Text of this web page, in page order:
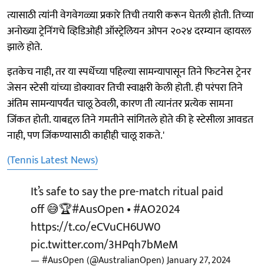
त्यासाठी त्यांनी वेगवेगळ्या प्रकारे तिची तयारी करून घेतली होती. तिच्या
अनोख्या ट्रेनिंगचे व्हिडिओही ऑस्ट्रेलियन ओपन २०२४ दरम्यान व्हायरल
झाले होते.
इतकेच नाही, तर या स्पर्धेच्या पहिल्या सामन्यापासून तिने फिटनेस ट्रेनर
जेसन स्टेसी यांच्या डोक्यावर तिची स्वाक्षरी केली होती. ही परंपरा तिने
अंतिम सामन्यापर्यंत चालू ठेवली, कारण ती त्यानंतर प्रत्येक सामना
जिंकत होती. याबद्दल तिने गमतीने सांगितले होते की हे स्टेसीला आवडत
नाही, पण जिंकण्यासाठी काहीही चालू शकते.'
(Tennis Latest News)
It’s safe to say the pre-match ritual paid
off 😅🏆#AusOpen•#AO2024
https://t.co/eCVuCH6UW0
pic.twitter.com/3HPqh7bMeM
— #AusOpen (@AustralianOpen)January 27, 2024